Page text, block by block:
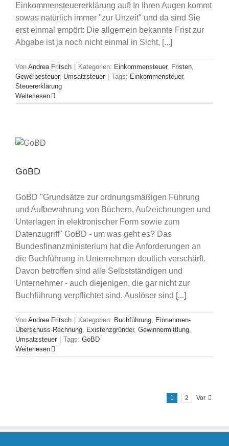
Einkommensteuererklärung auf! In Ihren Augen kommt
sowas natürlich immer "zur Unzeit" und da sind Sie
erst einmal empört: Die allgemein bekannte Frist zur
Abgabe ist ja noch nicht einmal in Sicht, [...]
Von Andrea Fritsch Kategorien: Einkommensteuer, Fristen
Gewerbesteuer, Umsatzsteuer Tags: Einkommensteuer,
Steuererklärung
Weiterlesen
GoBD
GoBD "Grundsätze zur ordnungsmäßigen Führung
und Aufbewahrung von Büchern, Aufzeichnungen und
Unterlagen in elektronischer Form sowie zum
Datenzugriff" GoBD - um was geht es? Das
Bundesfinanzministerium hat die Anforderungen an
die Buchführung in Unternehmen deutlich verschärft.
Davon betroffen sind alle Selbstständigen und
Unternehmer - auch diejenigen, die gar nicht zur
Buchführung verpflichtet sind. Auslöser sind [...]
Von Andrea Fritsch Kategorien: Buchführung
Einnahmen-
Überschuss-Rechnung
Existenzgründer, Gewinnermittlung
Umsatzsteuer
Tags: GoBD
Weiterlesen
1 2 Vor